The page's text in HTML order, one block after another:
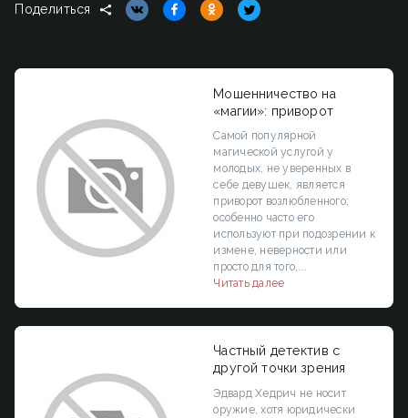
Поделиться
Мошенничество на
«магии»: приворот
Самой популярной
магической услугой у
молодых, не уверенных в
себе девушек, является
приворот возлюбленного;
особенно часто его
используют при подозрении к
измене, неверности или
просто для того,...
Читать далее
Частный детектив с
другой точки зрения
Эдвард Хедрич не носит
оружие, хотя юридически